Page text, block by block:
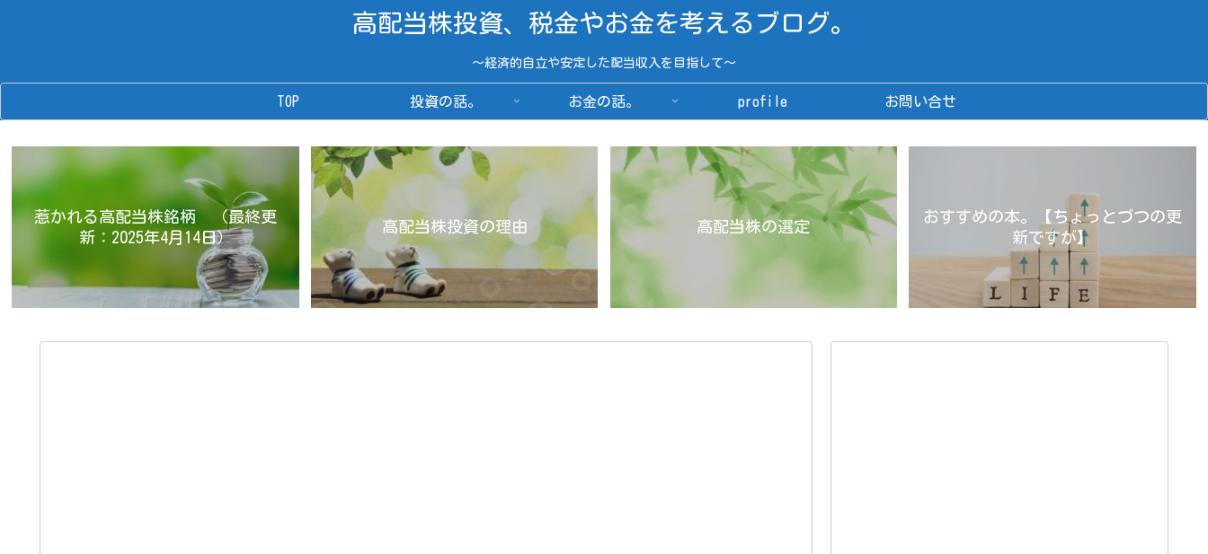
高配当株投資、税金やお金を考えるブログ。
～経済的自立や安定した配当収入を目指して～
TOP 投資の話。 お金の話。 profile お問い合せ
惹かれる高配当株銘柄 （最終更
新：2025年4月14日）
高配当株投資の理由 高配当株の選定
おすすめの本。【ちょっとづつの更
新ですが】